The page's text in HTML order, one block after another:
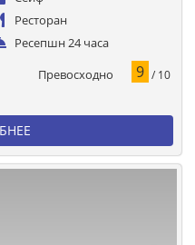
Ресторан
Ресепшн 24 часа
Превосходно 9 / 10